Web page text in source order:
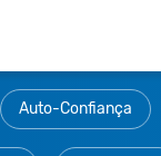
Auto-Confiança